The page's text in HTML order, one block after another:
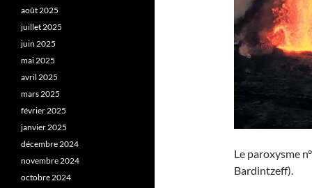
Le paroxysme
Bardintzeff).
août 2025
juillet 2025
juin 2025
mai 2025
avril 2025
mars 2025
février 2025
janvier 2025
décembre 2024
novembre 2024
octobre 2024